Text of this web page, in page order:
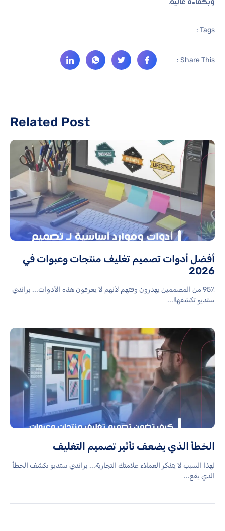
وبكفاءة عالية.
Tags :
Share This :
Related Post
أفضل أدوات تصميم تغليف منتجات وعبوات في
2026
95٪ من المصممين يهدرون وقتهم لأنهم لا يعرفون هذه الأدوات... براندي
ستديو تكشفها!...
الخطأ الذي يضعف تأثير تصميم التغليف
لهذا السبب لا يتذكر العملاء علامتك التجارية... براندي ستديو تكشف الخطأ
الذي يقع...